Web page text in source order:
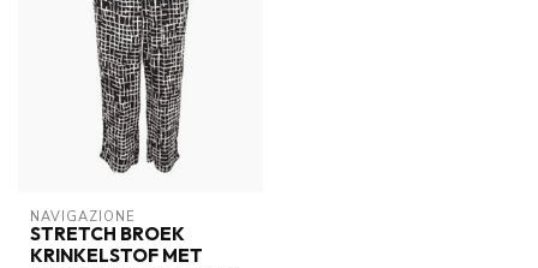
NAVIGAZIONE
STRETCH BROEK
KRINKELSTOF MET